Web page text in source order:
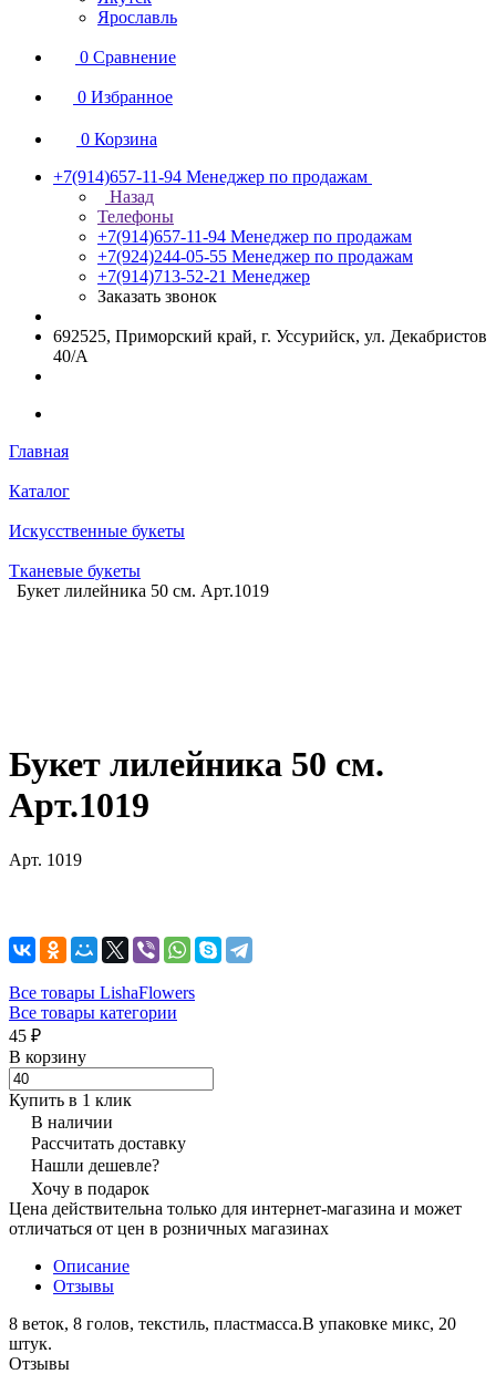
Ярославль
0 Сравнение
0 Избранное
0 Корзина
+7(914)657-11-94 Менеджер по продажам
Назад
Телефоны
+7(914)657-11-94 Менеджер по продажам
+7(924)244-05-55 Менеджер по продажам
+7(914)713-52-21 Менеджер
Заказать звонок
692525, Приморский край, г. Уссурийск, ул. Декабристов
40/А
Главная
Каталог
Искусственные букеты
Тканевые букеты
Букет лилейника 50 см. Арт.1019
Букет лилейника 50 см.
Арт.1019
Арт. 1019
Все товары LishaFlowers
Все товары категории
45 ₽
В корзину
Купить в 1 клик
В наличии
Рассчитать доставку
Нашли дешевле?
Хочу в подарок
Цена действительна только для интернет-магазина и может
отличаться от цен в розничных магазинах
Описание
Отзывы
8 веток, 8 голов, текстиль, пластмасса.В упаковке микс, 20
штук.
Отзывы